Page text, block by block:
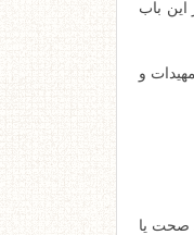
این باب
و
صحت یا